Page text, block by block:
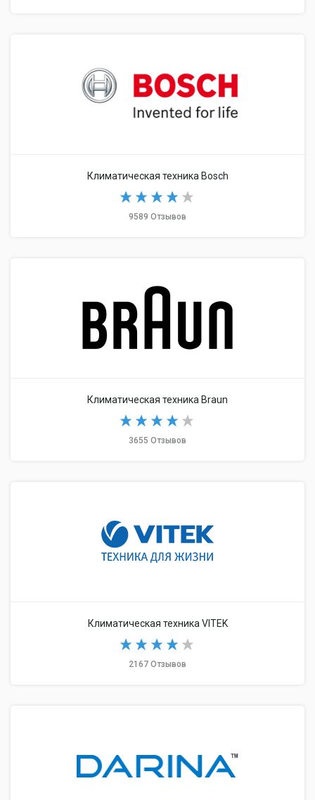
Климатическая техника Bosch
9589 Отзывов
Климатическая техника Braun
3655 Отзывов
Климатическая техника VITEK
2167 Отзывов